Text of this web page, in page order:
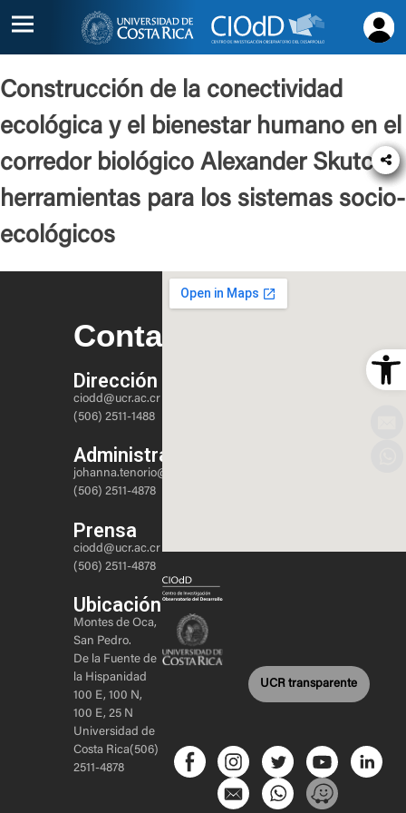
Contacto
Construcción de la conectividad
ecológica y el bienestar humano en el
corredor biológico Alexander Skutch:
herramientas para los sistemas socio-
ecológicos
Contacto
Dirección
ciodd@ucr.ac.cr
(506) 2511-1488
Administración
johanna.tenorio@ucr.ac.cr
(506) 2511-4878
Prensa
ciodd@ucr.ac.cr
(506) 2511-4878
Ubicación
Montes de Oca,
San Pedro.
De la Fuente de
la Hispanidad
100 E, 100 N,
100 E, 25 N
Universidad de
Costa Rica(506)
2511-4878
UCR transparente